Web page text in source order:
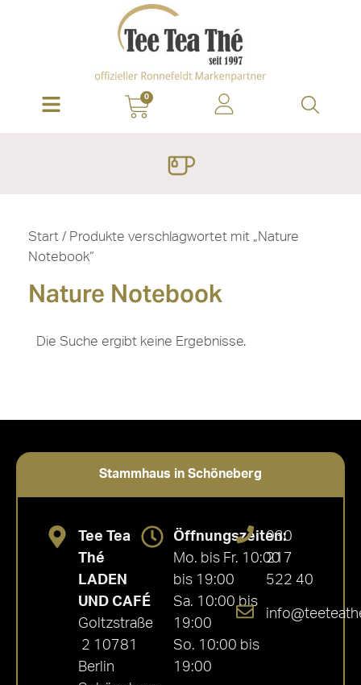
0
Start / Produkte verschlagwortet mit „Nature
Notebook“
Nature Notebook
Die Suche ergibt keine Ergebnisse.
Stammhaus in Schöneberg
Tee Tea
Thé
LADEN
UND CAFÉ
Goltzstraße
2 10781
Berlin
Öffnungszeiten:
Mo. bis Fr. 10:00
bis 19:00
Sa. 10:00 bis
19:00
So. 10:00 bis
19:00
030
217
522 40